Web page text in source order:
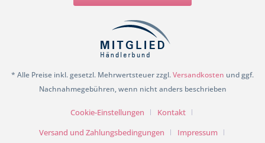
* Alle Preise inkl. gesetzl. Mehrwertsteuer zzgl.Versandkosten und ggf.
Nachnahmegebühren, wenn nicht anders beschrieben
Cookie-Einstellungen
Kontakt
Versand und Zahlungsbedingungen
Impressum